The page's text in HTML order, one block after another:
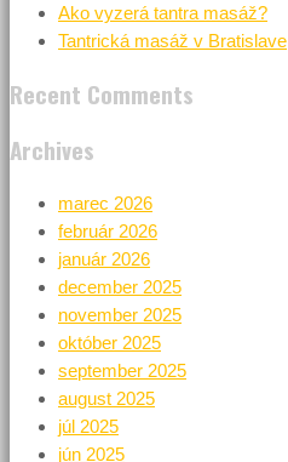
Ako vyzerá tantra masáž?
Tantrická masáž v Bratislave
Recent Comments
Archives
marec 2026
február 2026
január 2026
december 2025
november 2025
október 2025
september 2025
august 2025
júl 2025
jún 2025